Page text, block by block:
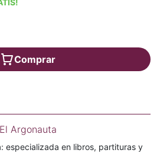
Comprar
El Argonauta
especializada en libros, partituras y